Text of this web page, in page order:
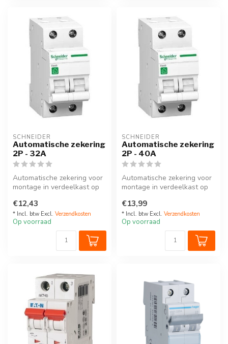
SCHNEIDER
Automatische zekering
2P - 32A
Automatische zekering voor
montage in verdeelkast op
€12,43
* Incl. btw Excl. Verzendkosten
Op voorraad
SCHNEIDER
Automatische zekering
2P - 40A
Automatische zekering voor
montage in verdeelkast op
€13,99
* Incl. btw Excl. Verzendkosten
Op voorraad